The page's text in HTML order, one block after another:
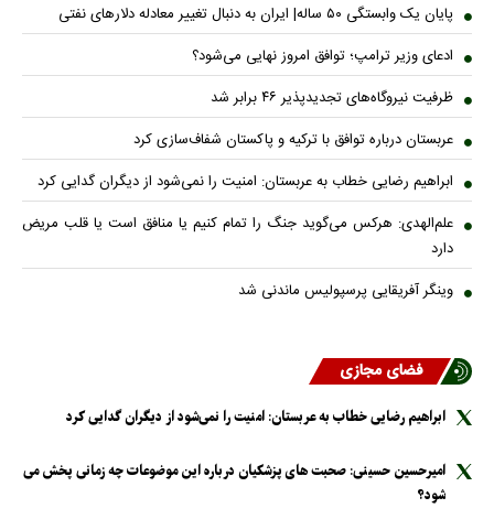
پایان یک وابستگی ۵۰ ساله| ایران به دنبال تغییر معادله دلارهای نفتی
ادعای وزیر ترامپ؛ توافق امروز نهایی می‌شود؟
ظرفیت نیروگاه‌های تجدیدپذیر ۴۶ برابر شد
عربستان درباره توافق با ترکیه و پاکستان شفاف‌سازی کرد
ابراهیم رضایی خطاب به عربستان: امنیت را نمی‌شود از دیگران گدایی کرد
علم‌الهدی: هرکس می‌گوید جنگ را تمام کنیم یا منافق است یا قلب مریض
دارد
وینگر آفریقایی پرسپولیس ماندنی شد
فضای مجازی
ابراهیم رضایی خطاب به عربستان: امنیت را نمی‌شود از دیگران گدایی کرد
امیرحسین حسینی: صحبت های پزشکیان درباره این موضوعات چه زمانی پخش می
شود؟